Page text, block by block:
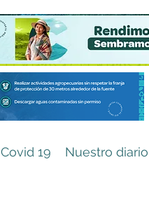
Covid 19 Nuestro diario